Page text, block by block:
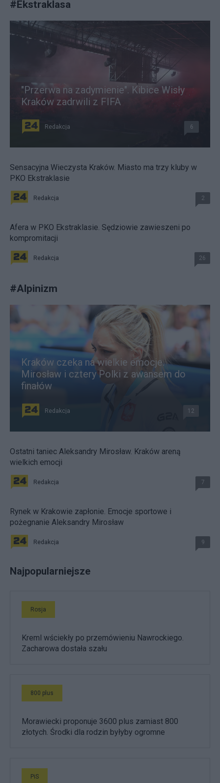
#Ekstraklasa
"Przerwa na zadymienie". Kibice Wisły
Kraków zadrwili z FIFA
Redakcja 6
Sensacyjna Wieczysta Kraków. Miasto ma trzy kluby w
PKO Ekstraklasie
Redakcja 2
Afera w PKO Ekstraklasie. Sędziowie zawieszeni po
kompromitacji
Redakcja 26
#Alpinizm
Kraków czeka na wielkie emocje.
Mirosław i cztery Polki z awansem do
finałów
Redakcja 12
Ostatni taniec Aleksandry Mirosław. Kraków areną
wielkich emocji
Redakcja 7
Rynek w Krakowie zapłonie. Emocje sportowe i
pożegnanie Aleksandry Mirosław
Redakcja 9
Najpopularniejsze
Rosja
Kreml wściekły po przemówieniu Nawrockiego.
Zacharowa dostała szału
800 plus
Morawiecki proponuje 3600 plus zamiast 800
złotych. Środki dla rodzin byłyby ogromne
PiS